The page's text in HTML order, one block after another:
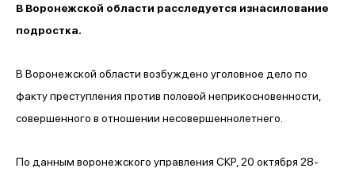
В Воронежской области расследуется изнасилование
подростка.
В Воронежской области возбуждено уголовное дело по
факту преступления против половой неприкосновенности,
совершенного в отношении несовершеннолетнего.
По данным воронежского управления СКР, 20 октября 28-